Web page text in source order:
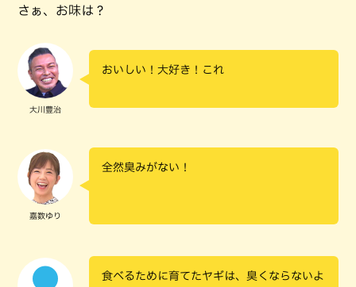
さぁ、お味は？
大川豊治
おいしい！大好き！これ
嘉数ゆり
全然臭みがない！
食べるために育てたヤギは、臭くならないよ